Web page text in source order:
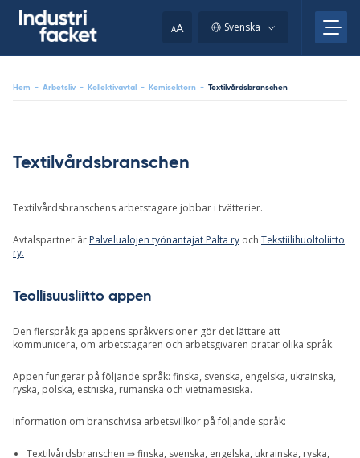
AA Svenska
Hem - Arbetsliv - Kollektivavtal - Kemisektorn - Textilvårdsbranschen
Textilvårdsbranschen
Textilvårdsbranschens arbetstagare jobbar i tvätterier.
Avtalspartner är Palvelualojen työnantajat Palta ry och Tekstiilihuoltoliitto
ry.
Teollisuusliitto appen
Den flerspråkiga appens språkversioner gör det lättare att
kommunicera, om arbetstagaren och arbetsgivaren pratar olika språk.
Appen fungerar på följande språk: finska, svenska, engelska, ukrainska,
ryska, polska, estniska, rumänska och vietnamesiska.
Information om branschvisa arbetsvillkor på följande språk:
Textilvårdsbranschen ⇒ finska, svenska, engelska, ukrainska, ryska,